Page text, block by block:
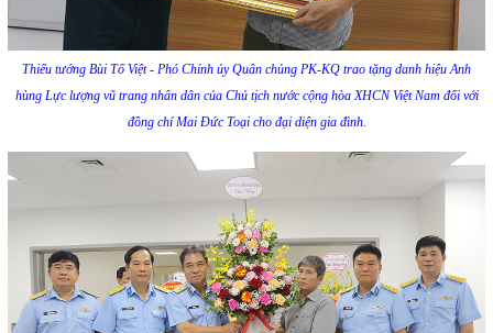
Thiếu tướng Bùi Tố Việt - Phó Chính ủy Quân chủng PK-KQ trao tặng danh hiệu Anh
hùng Lực lượng vũ trang nhân dân của Chủ tịch nước cộng hòa XHCN Việt Nam đối với
đồng chí Mai Đức Toại cho đại diện gia đình.